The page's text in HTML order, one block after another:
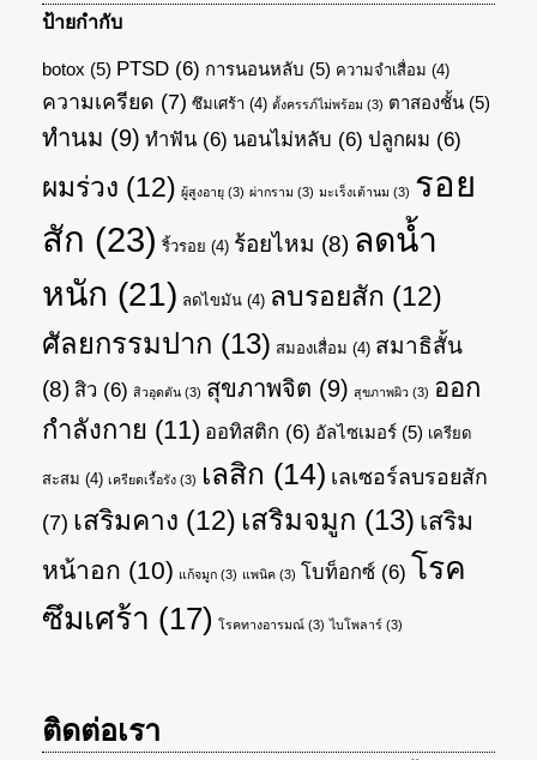
ป้ายกำกับ
botox (5) PTSD (6) การนอนหลับ (5) ความจำเสื่อม (4)
ความเครียด (7) ซึมเศร้า (4) ตั้งครรภ์ไม่พร้อม (3) ตาสองชั้น (5)
ทำนม (9) ทำฟัน (6) นอนไม่หลับ (6) ปลูกผม (6)
ผมร่วง (12) ผู้สูงอายุ (3) ผ่ากราม (3) มะเร็งเต้านม (3) รอย
สัก (23) ริ้วรอย (4) ร้อยไหม (8) ลดน้ำ
หนัก (21) ลดไขมัน (4) ลบรอยสัก (12)
ศัลยกรรมปาก (13) สมองเสื่อม (4) สมาธิสั้น
(8) สิว (6) สิวอุดตัน (3) สุขภาพจิต (9) สุขภาพผิว (3) ออก
กำลังกาย (11) ออทิสติก (6) อัลไซเมอร์ (5) เครียด
สะสม (4) เครียดเรื้อรัง (3) เลสิก (14) เลเซอร์ลบรอยสัก
(7) เสริมคาง (12) เสริมจมูก (13) เสริม
หน้าอก (10) แก้จมูก (3) แพนิค (3) โบท็อกซ์ (6) โรค
ซึมเศร้า (17) โรคทางอารมณ์ (3) ไบโพลาร์ (3)
ติดต่อเรา